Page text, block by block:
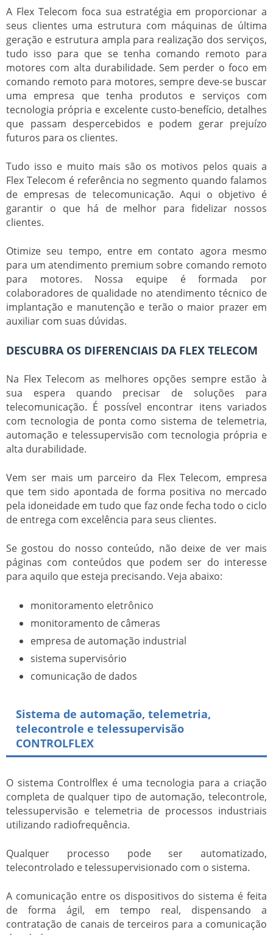
A Flex Telecom foca sua estratégia em proporcionar a
seus clientes uma estrutura com máquinas de última
geração e estrutura ampla para realização dos serviços,
tudo isso para que se tenha comando remoto para
motores com alta durabilidade. Sem perder o foco em
comando remoto para motores, sempre deve-se buscar
uma empresa que tenha produtos e serviços com
tecnologia própria e excelente custo-benefício, detalhes
que passam despercebidos e podem gerar prejuízo
futuros para os clientes.
Tudo isso e muito mais são os motivos pelos quais a
Flex Telecom é referência no segmento quando falamos
de empresas de telecomunicação. Aqui o objetivo é
garantir o que há de melhor para fidelizar nossos
clientes.
Otimize seu tempo, entre em contato agora mesmo
para um atendimento premium sobre comando remoto
para motores. Nossa equipe é formada por
colaboradores de qualidade no atendimento técnico de
implantação e manutenção e terão o maior prazer em
auxiliar com suas dúvidas.
DESCUBRA OS DIFERENCIAIS DA FLEX TELECOM
Na Flex Telecom as melhores opções sempre estão à
sua espera quando precisar de soluções para
telecomunicação. É possível encontrar itens variados
com tecnologia de ponta como sistema de telemetria,
automação e telessupervisão com tecnologia própria e
alta durabilidade.
Vem ser mais um parceiro da Flex Telecom, empresa
que tem sido apontada de forma positiva no mercado
pela idoneidade em tudo que faz onde fecha todo o ciclo
de entrega com excelência para seus clientes.
Se gostou do nosso conteúdo, não deixe de ver mais
páginas com conteúdos que podem ser do interesse
para aquilo que esteja precisando. Veja abaixo:
monitoramento eletrônico
monitoramento de câmeras
empresa de automação industrial
sistema supervisório
comunicação de dados
Sistema de automação, telemetria,
telecontrole e telessupervisão
CONTROLFLEX
O sistema Controlflex é uma tecnologia para a criação
completa de qualquer tipo de automação, telecontrole,
telessupervisão e telemetria de processos industriais
utilizando radiofrequência.
Qualquer processo pode ser automatizado,
telecontrolado e telessupervisionado com o sistema.
A comunicação entre os dispositivos do sistema é feita
de forma ágil, em tempo real, dispensando a
contratação de canais de terceiros para a comunicação